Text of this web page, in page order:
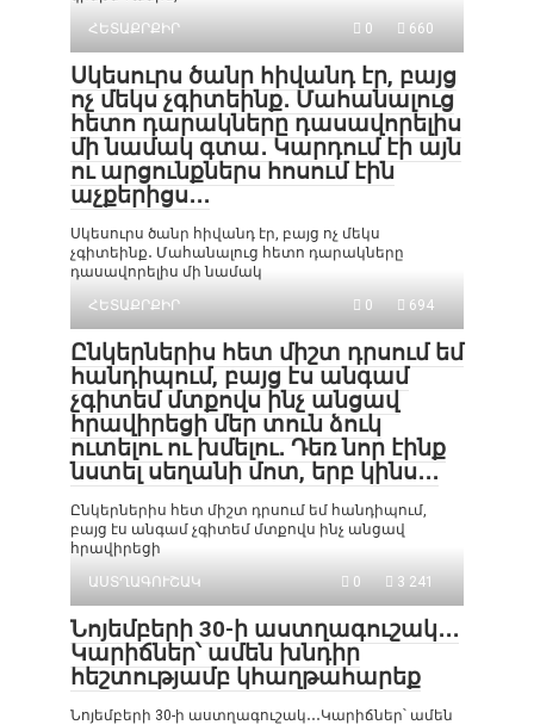
ՀԵՏԱՔՐՔԻՐ
0 660
Սկեսուրս ծանր հիվանդ էր, բայց
ոչ մեկս չգիտեինք․ Մահանալուց
հետո դարակները դասավորելիս
մի նամակ գտա․ Կարդում էի այն
ու արցունքներս հոսում էին
աչքերիցս․․․
Սկեսուրս ծանր հիվանդ էր, բայց ոչ մեկս
չգիտեինք․ Մահանալուց հետո դարակները
դասավորելիս մի նամակ
ՀԵՏԱՔՐՔԻՐ
0 694
Ընկերներիս հետ միշտ դրսում եմ
հանդիպում, բայց էս անգամ
չգիտեմ մտքովս ինչ անցավ
հրավիրեցի մեր տուն ձուկ
ուտելու ու խմելու․ Դեռ նոր էինք
նստել սեղանի մոտ, երբ կինս․․․
Ընկերներիս հետ միշտ դրսում եմ հանդիպում,
բայց էս անգամ չգիտեմ մտքովս ինչ անցավ
հրավիրեցի
ԱՍՏՂԱԳՈՒՇԱԿ
0 3 241
Նոյեմբերի 30-ի աստղագուշակ․․․
Կարիճներ՝ ամեն խնդիր
հեշտությամբ կհաղթահարեք
Նոյեմբերի 30-ի աստղագուշակ․․․Կարիճներ՝ ամեն